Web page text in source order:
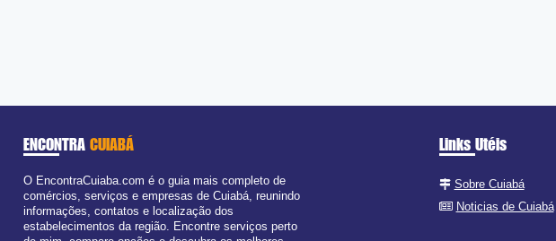
ENCONTRA CUIABÁ
O EncontraCuiaba.com é o guia mais completo de
comércios, serviços e empresas de Cuiabá, reunindo
informações, contatos e localização dos
estabelecimentos da região. Encontre serviços perto
Links Utéis
Sobre Cuiabá
Noticias de Cuiabá